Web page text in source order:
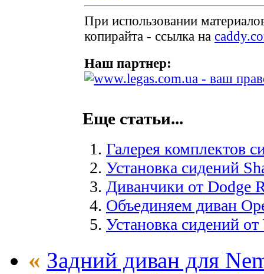
При использовании
копирайта - ссылка на
Наш партнер:
Еще статьи...
Галерея комплектов
Установка сидений
Диванчики от Dodge
Объединяем диван
Установка сидений
« Задний диван для